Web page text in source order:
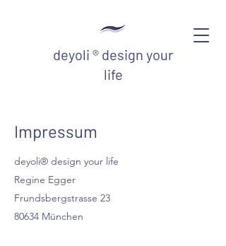
deyoli ® design your
life
Impressum
deyoli® design your life
Regine Egger
Frundsbergstrasse 23
80634 München